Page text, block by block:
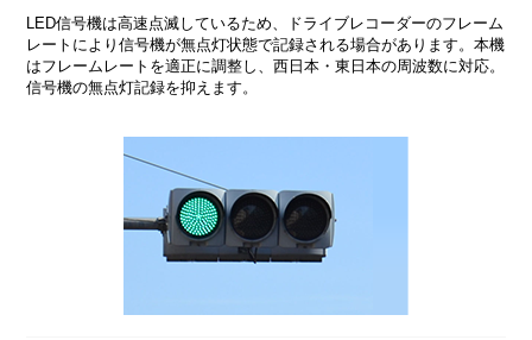
LED信号機は高速点滅しているため、ドライブレコーダーのフレーム
レートにより信号機が無点灯状態で記録される場合があります。本機
はフレームレートを適正に調整し、西日本・東日本の周波数に対応。
信号機の無点灯記録を抑えます。